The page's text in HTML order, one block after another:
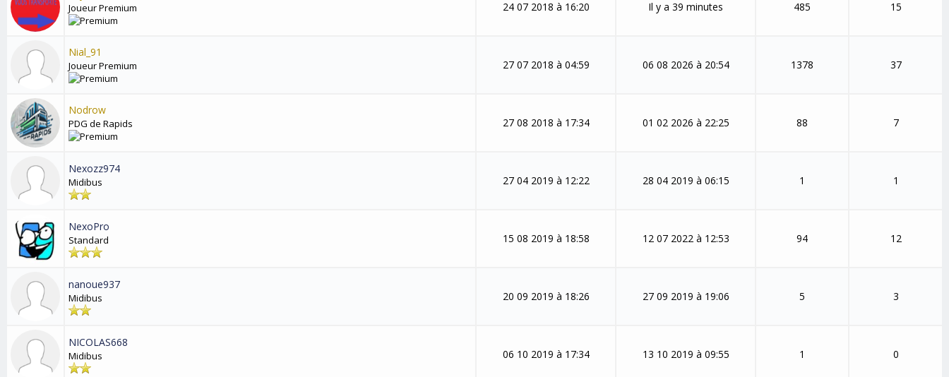
Joueur Premium 24 07 2018 à 16:20 Il y a 39 minutes 485 15
Nial_91
Joueur Premium 27 07 2018 à 04:59 06 08 2026 à 20:54 1378 37
Nodrow
PDG de Rapids 27 08 2018 à 17:34 01 02 2026 à 22:25 88 7
Nexozz974
Midibus 27 04 2019 à 12:22 28 04 2019 à 06:15 1 1
NexoPro
Standard 15 08 2019 à 18:58 12 07 2022 à 12:53 94 12
nanoue937
Midibus 20 09 2019 à 18:26 27 09 2019 à 19:06 5 3
NICOLAS668
Midibus 06 10 2019 à 17:34 13 10 2019 à 09:55 1 0